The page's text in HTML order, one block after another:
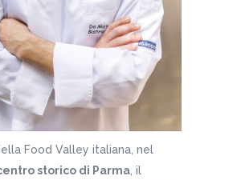
Food Valley italiana, nel
storico di Parma, il